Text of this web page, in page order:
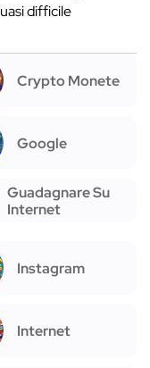
difficile
Crypto Monete
Google
Guadagnare Su
Internet
Instagram
Internet